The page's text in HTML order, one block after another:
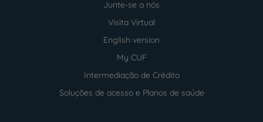
Junte-se a nós
Visita Virtual
English version
My CUF
Intermediação de Crédito
Soluções de acesso e Planos de saúde